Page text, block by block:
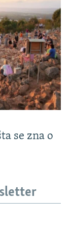
se zna o